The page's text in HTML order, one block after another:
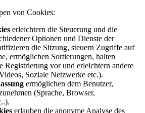
von Cookies:
erleichtern die Steuerung und die
Optionen und Dienste der
die Sitzung, steuern Zugriffe auf
ermöglichen Sortierungen, halten
Registrierung vor und erleichtern andere
Soziale Netzwerke etc.).
ermöglichen dem Benutzer,
(Sprache, Browser,
erlauben die anonyme Analyse des